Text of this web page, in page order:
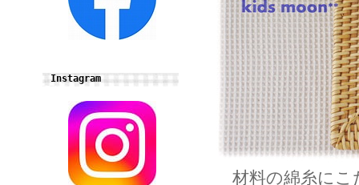
Instagram
材料の綿糸に